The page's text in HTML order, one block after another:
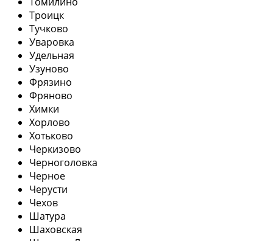
Троицк
Тучково
Уваровка
Удельная
Узуново
Фрязино
Фряново
Химки
Хорлово
Хотьково
Черкизово
Черноголовка
Черное
Черусти
Чехов
Шатура
Шаховская